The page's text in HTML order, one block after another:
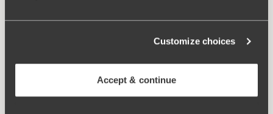
Customize choices
Accept & continue
Extra bred rygg